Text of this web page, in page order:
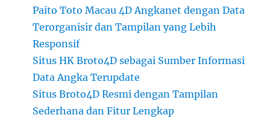
Paito Toto Macau 4D Angkanet dengan Data
Terorganisir dan Tampilan yang Lebih
Responsif
Situs HK Broto4D sebagai Sumber Informasi
Data Angka Terupdate
Situs Broto4D Resmi dengan Tampilan
Sederhana dan Fitur Lengkap